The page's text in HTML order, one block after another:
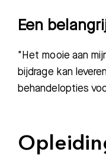
Een
"Het mooie aan
bijdrage kan
behandelopties